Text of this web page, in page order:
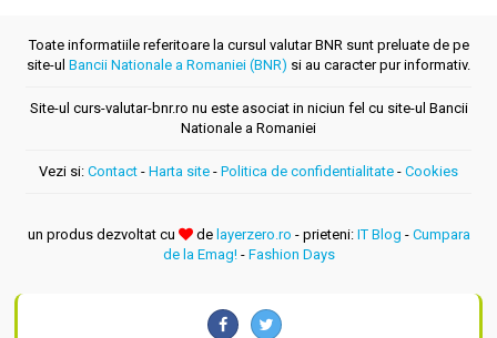
Toate informatiile referitoare la cursul valutar BNR sunt preluate de pe
site-ul Bancii Nationale a Romaniei (BNR) si au caracter pur informativ.
Site-ul curs-valutar-bnr.ro nu este asociat in niciun fel cu site-ul Bancii
Nationale a Romaniei
Vezi si: Contact - Harta site - Politica de confidentialitate - Cookies
un produs dezvoltat cu de layerzero.ro - prieteni: IT Blog - Cumpara
de la Emag!- Fashion Days